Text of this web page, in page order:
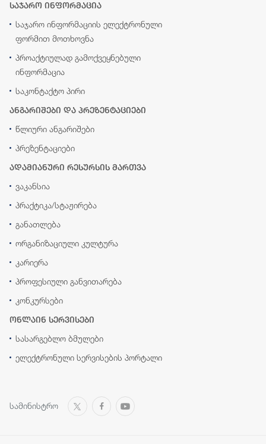
საჯარო ინფორმაცია
საჯარო ინფორმაციის ელექტრონული
ფორმით მოთხოვნა
პროაქტიულად გამოქვეყნებული
ინფორმაცია
საკონტაქტო პირი
ანგარიშები და პრეზენტაციები
წლიური ანგარიშები
პრეზენტაციები
ადამიანური რესურსის მართვა
ვაკანსია
პრაქტიკა/სტაჟირება
განათლება
ორგანიზაციული კულტურა
კარიერა
პროფესიული განვითარება
კონკურსები
ონლაინ სერვისები
სასარგებლო ბმულები
ელექტრონული სერვისების პორტალი
სამინისტრო